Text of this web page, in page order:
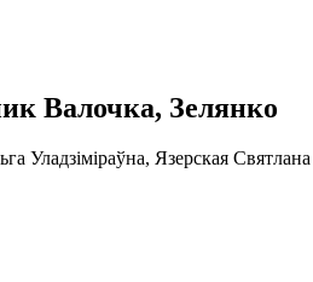
Валочка, Зелянко